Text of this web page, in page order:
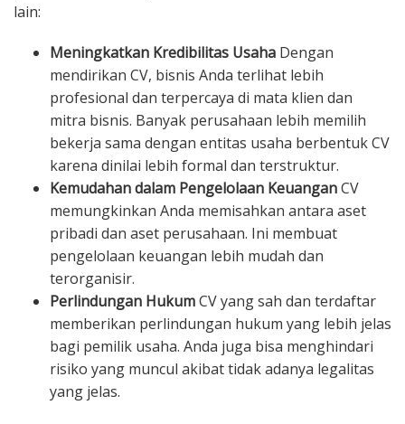
lain:
Meningkatkan Kredibilitas Usaha Dengan
mendirikan CV, bisnis Anda terlihat lebih
profesional dan terpercaya di mata klien dan
mitra bisnis. Banyak perusahaan lebih memilih
bekerja sama dengan entitas usaha berbentuk CV
karena dinilai lebih formal dan terstruktur.
Kemudahan dalam Pengelolaan KeuanganCV
memungkinkan Anda memisahkan antara aset
pribadi dan aset perusahaan. Ini membuat
pengelolaan keuangan lebih mudah dan
terorganisir.
Perlindungan HukumCV yang sah dan terdaftar
memberikan perlindungan hukum yang lebih jelas
bagi pemilik usaha. Anda juga bisa menghindari
risiko yang muncul akibat tidak adanya legalitas
yang jelas.